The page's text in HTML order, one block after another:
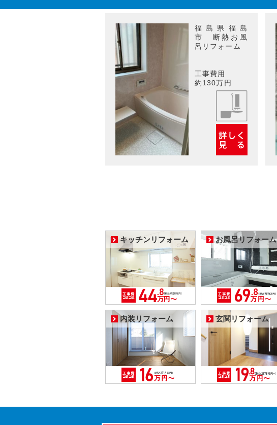
福島県福島
市 断熱お風
呂リフォーム
工事費用
約130万円
キッチンリフォーム お風呂リフォーム
内装リフォーム 玄関リフォーム